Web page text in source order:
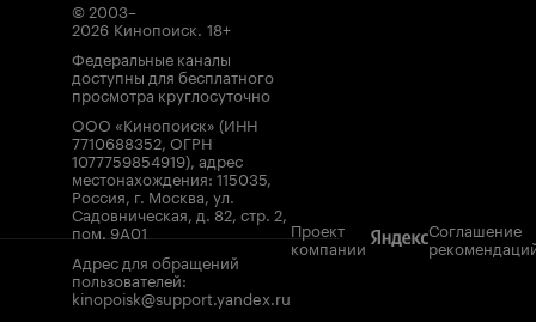
© 2003–
2026 Кинопоиск. 18+
Федеральные каналы
доступны для бесплатного
просмотра круглосуточно
ООО «Кинопоиск» (ИНН
7710688352, ОГРН
1077759854919), адрес
местонахождения: 115035,
Россия, г. Москва, ул.
Садовническая, д. 82, стр. 2,
пом. 9А01
Адрес для обращений
пользователей:
kinopoisk@support.yandex.ru
Проект
компании
Соглашение